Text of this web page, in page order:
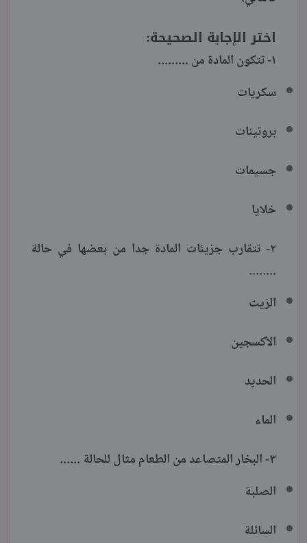
اختر الإجابة الصحيحة:
١- تتكون المادة من .........
سكريات
بروتينات
جسيمات
خلايا
٢- تتقارب جزيئات المادة جدا من بعضها في حالة
........
الزيت
الأكسجين
الحديد
الماء
٣- البخار المتصاعد من الطعام مثال للحالة ......
الصلبة
السائلة